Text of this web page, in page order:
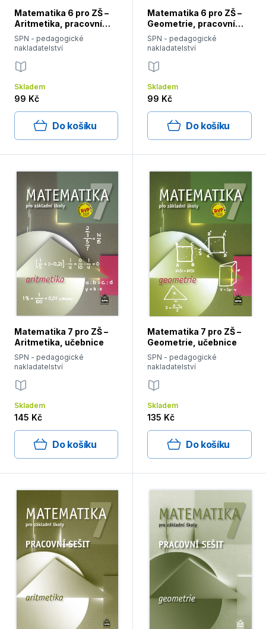
Matematika 6 pro ZŠ –
Aritmetika, pracovní
sešit
SPN - pedagogické
nakladatelství
Skladem
99 Kč
Do košíku
Matematika 6 pro ZŠ –
Geometrie, pracovní
sešit
SPN - pedagogické
nakladatelství
Skladem
99 Kč
Do košíku
Matematika 7 pro ZŠ –
Aritmetika, učebnice
SPN - pedagogické
nakladatelství
Skladem
145 Kč
Do košíku
Matematika 7 pro ZŠ –
Geometrie, učebnice
SPN - pedagogické
nakladatelství
Skladem
135 Kč
Do košíku